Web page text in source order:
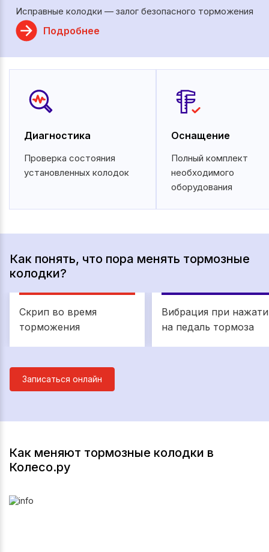
Исправные колодки — залог безопасного торможения
Подробнее
Диагностика
Проверка состояния
установленных колодок
Оснащение
Полный комплект
необходимого
оборудования
Как понять, что пора менять тормозные
колодки?
Скрип во время
торможения
Вибрация при
на педаль тормоза
Записаться онлайн
Как меняют тормозные колодки в
Колесо.ру